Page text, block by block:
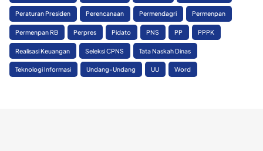
Peraturan Presiden Perencanaan Permendagri Permenpan
Permenpan RB Perpres Pidato PNS PP PPPK
Realisasi Keuangan Seleksi CPNS Tata Naskah Dinas
Teknologi Informasi Undang-Undang UU Word